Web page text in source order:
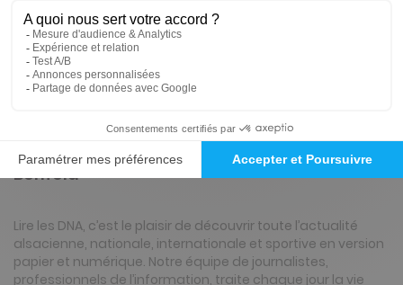
474€56 Tarif Kiosque :
Tarif France métropolitaine
Renouvellement à date d’anniversaire
Présentation du magazine DNA Erstein,
Benfeld
Lire les DNA, c’est le plaisir de découvrir toute l’actualité
alsacienne, nationale, internationale et sportive en version
papier et numérique. Notre équipe de journalistes,
professionnels de l’information, traite chaque jour la vie